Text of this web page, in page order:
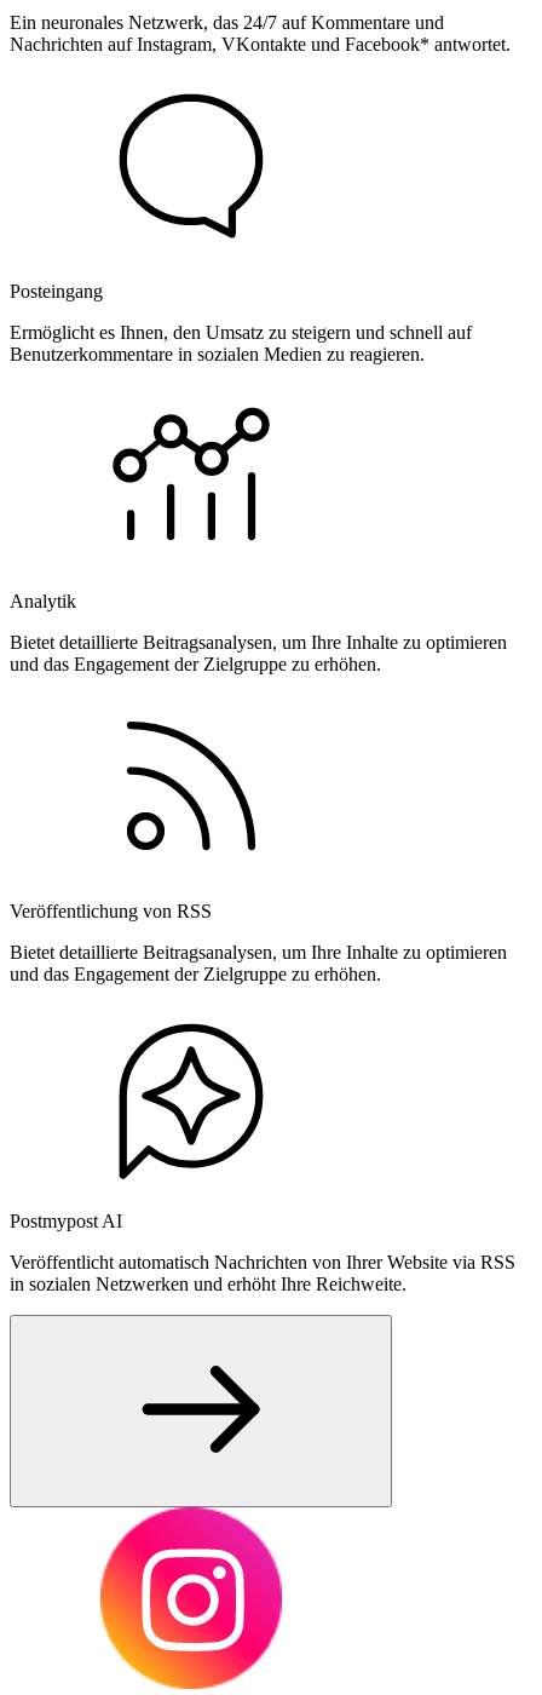
Ein neuronales Netzwerk, das 24/7 auf Kommentare und
Nachrichten auf Instagram, VKontakte und Facebook* antwortet.
Posteingang
Ermöglicht es Ihnen, den Umsatz zu steigern und schnell auf
Benutzerkommentare in sozialen Medien zu reagieren.
Analytik
Bietet detaillierte Beitragsanalysen, um Ihre Inhalte zu optimieren
und das Engagement der Zielgruppe zu erhöhen.
Veröffentlichung von RSS
Bietet detaillierte Beitragsanalysen, um Ihre Inhalte zu optimieren
und das Engagement der Zielgruppe zu erhöhen.
Postmypost AI
Veröffentlicht automatisch Nachrichten von Ihrer Website via RSS
in sozialen Netzwerken und erhöht Ihre Reichweite.